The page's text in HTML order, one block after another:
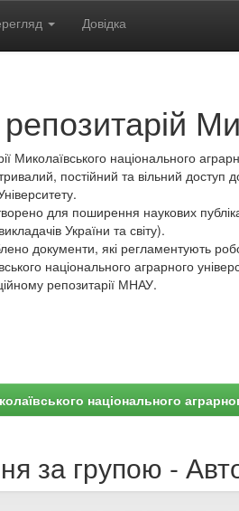
Довідка
репозитарій
Миколаївського національного
постійний та вільний доступ
для поширення наукових
України та світу).
документи, які регламентують
національного аграрного
репозитарії МНАУ.
національного
за групою -